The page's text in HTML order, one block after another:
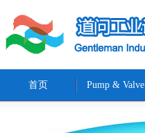
首页 Pump & Valve